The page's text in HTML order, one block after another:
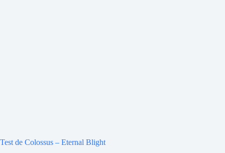
Test de Colossus – Eternal Blight